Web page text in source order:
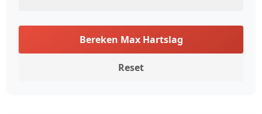
Bereken Max Hartslag
Reset